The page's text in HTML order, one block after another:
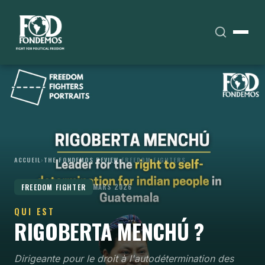
ACCUEIL› THE FONDEMOS REVIEW›FREEDOM FIGHTERS
FREEDOM FIGHTER MARS 2026
QUI EST
RIGOBERTA MENCHÚ ?
Dirigeante pour le droit à l'autodétermination des